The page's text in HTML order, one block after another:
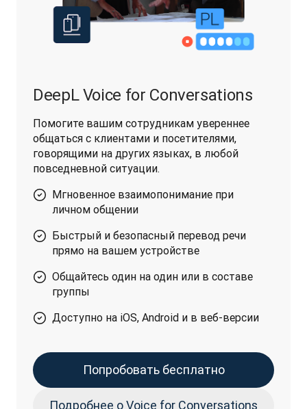
DeepL Voice for Conversations
Помогите вашим сотрудникам увереннее
общаться с клиентами и посетителями,
говорящими на других языках, в любой
повседневной ситуации.
Мгновенное взаимопонимание при
личном общении
Быстрый и безопасный перевод речи
прямо на вашем устройстве
Общайтесь один на один или в составе
группы
Доступно на iOS, Android и в веб-версии
Попробовать бесплатно
Подробнее о Voice for Conversations